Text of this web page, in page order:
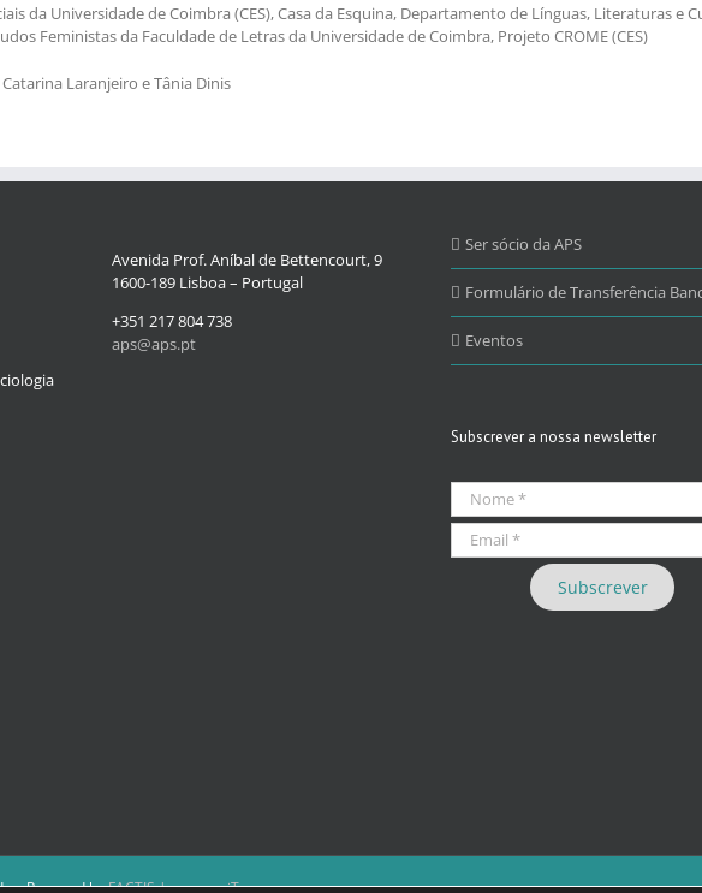
da Universidade de Coimbra (CES), Casa da Esquina, Departamento de Línguas, Literaturas e
Feministas da Faculdade de Letras da Universidade de Coimbra, Projeto CROME (CES)
Laranjeiro e Tânia Dinis
Avenida Prof. Aníbal de Bettencourt, 9
1600-189 Lisboa – Portugal
+351 217 804 738
aps@aps.pt
Ser sócio da APS
Formulário de Transferência
Eventos
Subscrever a nossa newsletter
Powered byFACTIS | we care iT